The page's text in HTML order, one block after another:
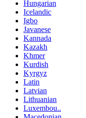
Hungarian
Icelandic
Igbo
Javanese
Kannada
Kazakh
Khmer
Kurdish
Kyrgyz
Latin
Latvian
Lithuanian
Luxembou..